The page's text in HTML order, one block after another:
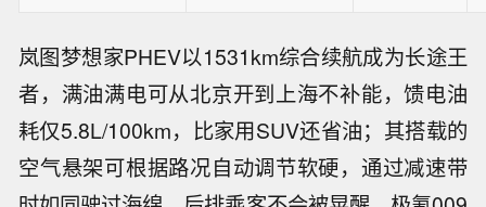
岚图梦想家PHEV以1531km综合续航成为长途王
者，满油满电可从北京开到上海不补能，馈电油
耗仅5.8L/100km，比家用SUV还省油；其搭载的
空气悬架可根据路况自动调节软硬，通过减速带